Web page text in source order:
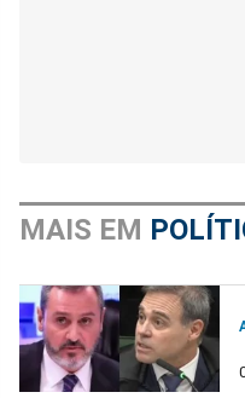
MAIS EM